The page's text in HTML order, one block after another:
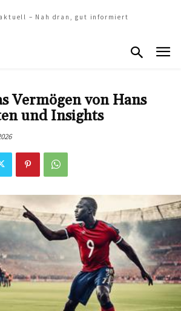
– Nah dran, gut informiert
Vermögen von Hans
und Insights